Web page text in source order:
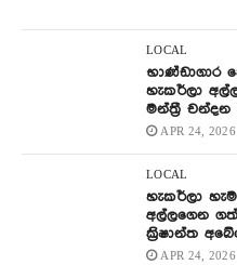
LOCAL
හැකර්ලා
මන්ත්‍රී
APR 24, 2026
LOCAL
හැකර්ලා
අල්ලගෙන
ක්‍රිෂාන්ත
APR 24, 2026